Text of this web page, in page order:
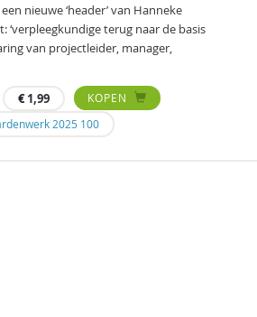
nieuwe ‘header’ van Hanneke
‘verpleegkundige terug naar de basis
van projectleider, manager,
€1,99
KOPEN
2025 100